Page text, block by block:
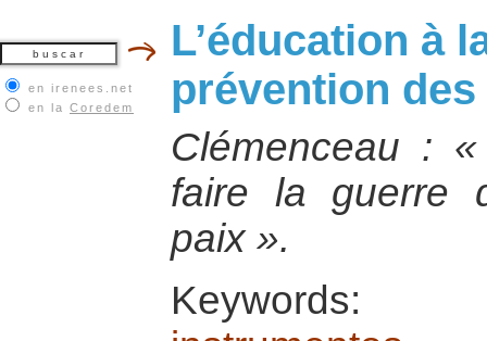
en irenees.net
en la Coredem
L’éducation à
prévention
Clémenceau :
faire la guerre
paix ».
Keywords: